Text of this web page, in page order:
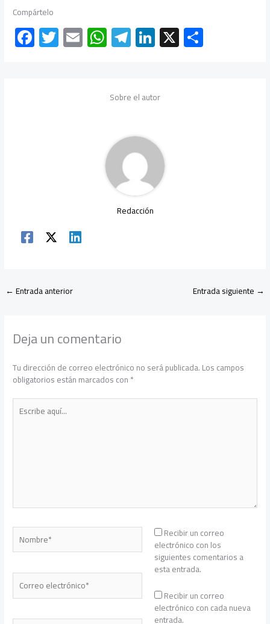
Compártelo
F
ac
T
wi
E
m
W
h
s
p
p
Te
le
a
Li
nk
dI
X
Sobre el autor
Redacción
←Entrada anterior Entrada siguiente →
Deja un comentario
Tu dirección de correo electrónico no será publicada.Los campos
obligatorios están marcados con*
Escribe
aquí...
Nombre*
Correo
electrónico*
Recibir un correo
electrónico con los
siguientes comentarios a
esta entrada.
Recibir un correo
electrónico con cada nueva
entrada.